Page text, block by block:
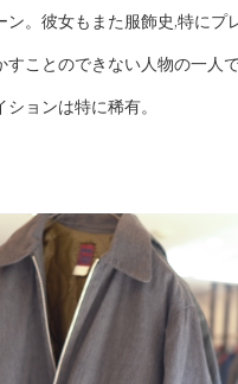
ン。彼女もまた服飾史,特にプ
すことのできない人物の一人
ョンは特に稀有。